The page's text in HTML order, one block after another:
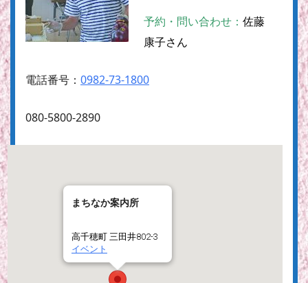
予約・問い合わせ：佐藤
康子さん
電話番号： 0982-73-1800
080-5800-2890
まちなか案内所
高千穂町 三田井802-3
イベント